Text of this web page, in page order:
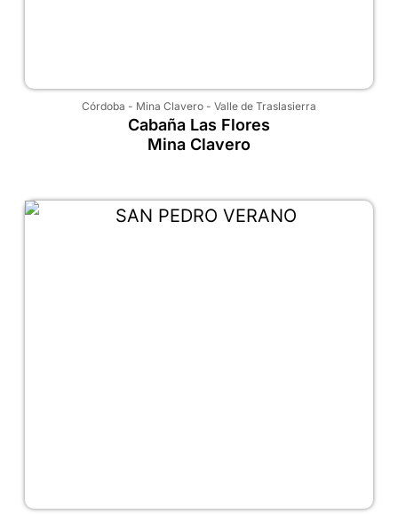
Córdoba - Mina Clavero - Valle de Traslasierra
Cabaña Las Flores
Mina Clavero